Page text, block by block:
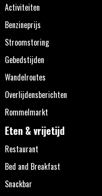
Activiteiten
Benzineprijs
Stroomstoring
Gebedstijden
Wandelroutes
Overlijdensberichten
Rommelmarkt
Eten & vrijetijd
Restaurant
Bed and Breakfast
Snackbar